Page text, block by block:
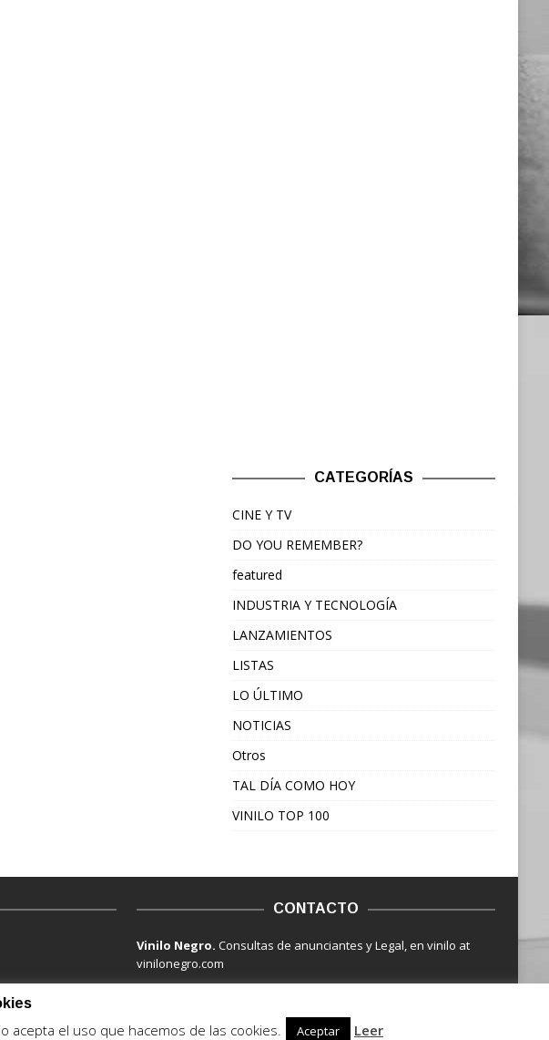
CATEGORÍAS
CINE Y TV
DO YOU REMEMBER?
featured
INDUSTRIA Y TECNOLOGÍA
LANZAMIENTOS
LISTAS
LO ÚLTIMO
NOTICIAS
Otros
TAL DÍA COMO HOY
VINILO TOP 100
CONTACTO
Vinilo Negro.Consultas de anunciantes y Legal, en vinilo at
vinilonegro.com
acepta el uso que hacemos de las cookies. Aceptar Leer